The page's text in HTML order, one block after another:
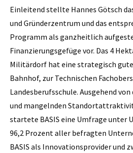
Einleitend stellte Hannes Götsch
und Gründerzentrum und das
Programm als ganzheitlich
Finanzierungsgefüge vor. Das 4
Militärdorf hat eine strategisch gute
Bahnhof, zur Technischen
Landesberufsschule. Ausgehend
und mangelnden
startete BASIS eine Umfrage unter
96,2 Prozent aller befragten
BASIS als Innovationsprovider und